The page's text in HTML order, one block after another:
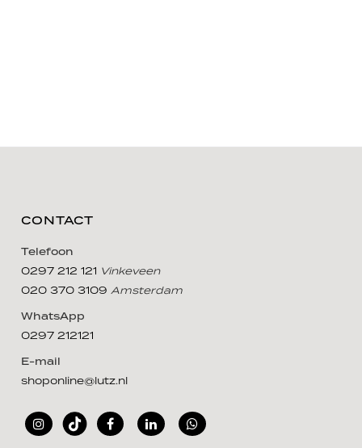
CONTACT
Telefoon
0297 212 121 Vinkeveen
020 370 3109Amsterdam
WhatsApp
0297 212121
E-mail
shoponline@lutz.nl